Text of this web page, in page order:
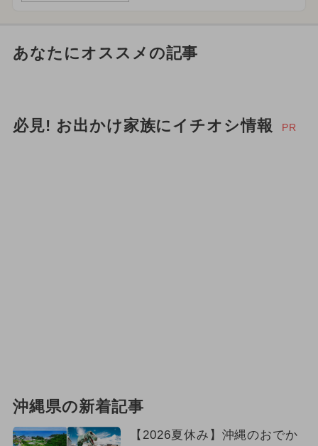
あなたにオススメの記事
必見! お出かけ家族にイチオシ情報 PR
沖縄県の新着記事
【2026夏休み】沖縄のおでか